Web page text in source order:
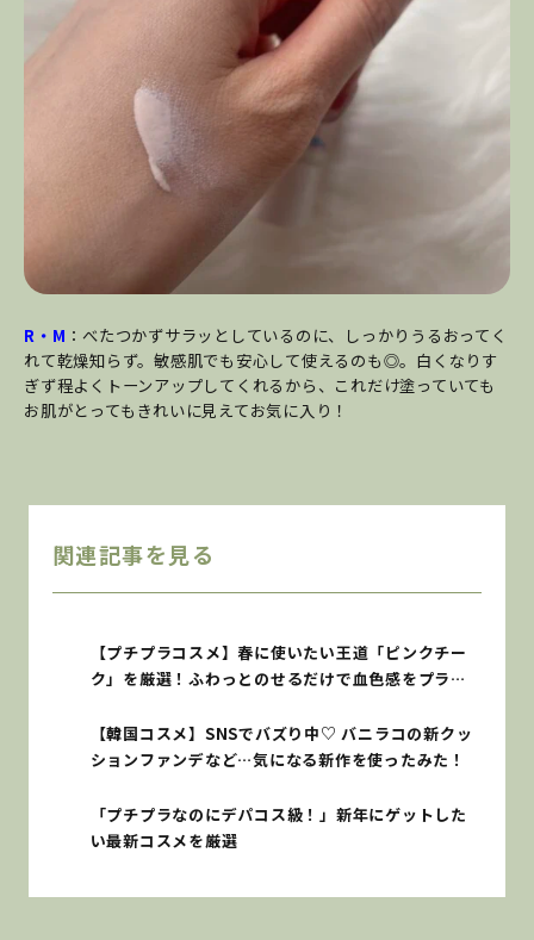
R・M ：べたつかずサラッとしているのに、しっかりうるおってく
れて乾燥知らず。敏感肌でも安心して使えるのも◎。白くなりす
ぎず程よくトーンアップしてくれるから、これだけ塗っていても
お肌がとってもきれいに見えてお気に入り！
関連記事を見る
【プチプラコスメ】春に使いたい王道「ピンクチー
ク」を厳選！ふわっとのせるだけで血色感をプラス
【韓国コスメ】SNSでバズり中♡ バニラコの新クッ
ションファンデなど…気になる新作を使ったみた！
「プチプラなのにデパコス級！」新年にゲットした
い最新コスメを厳選